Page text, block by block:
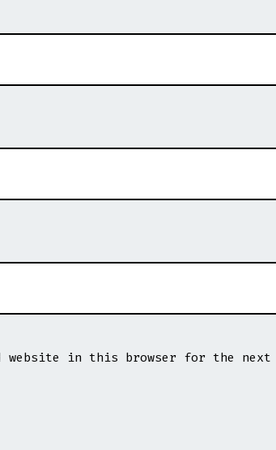
website in this browser for the next